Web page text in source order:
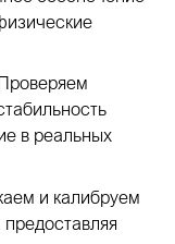
в реальных
и калибруем